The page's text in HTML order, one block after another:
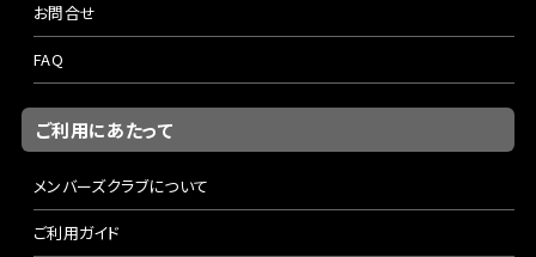
お問合せ
FAQ
ご利用にあたって
メンバーズクラブについて
ご利用ガイド